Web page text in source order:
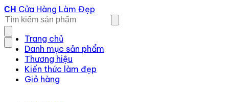
CH Cửa Hàng Làm Đẹp
Trang chủ
Danh mục sản phẩm
Thương hiệu
Kiến thức làm đẹp
Giỏ hàng